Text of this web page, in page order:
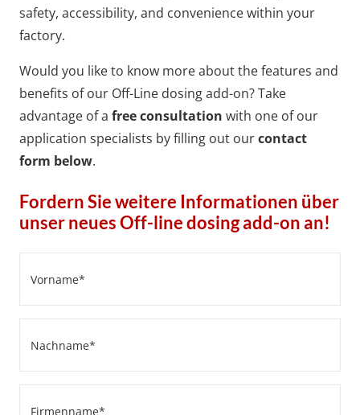
safety, accessibility, and convenience within your
factory.
Would you like to know more about the features and
benefits of our Off-Line dosing add-on? Take
advantage of a free consultation with one of our
application specialists by filling out ourcontact
form below.
Fordern Sie weitere Informationen über
unser neues Off-line dosing add-on an!
(erforderlich)
(erforderlich)